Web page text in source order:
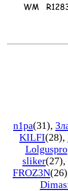
n1pa(31),
KILFI(28),
Lolguspro
sliker(27),
FROZ3N(26)